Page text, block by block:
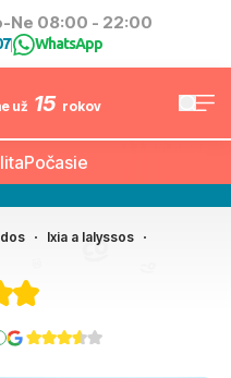
Ne 08:00 - 22:00
| WhatsApp
už 15 rokov
Počasie
Ixia a Ialyssos